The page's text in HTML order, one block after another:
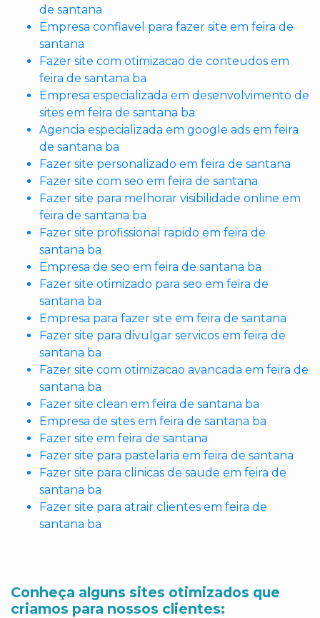
de santana
Empresa confiavel para fazer site em feira de
santana
Fazer site com otimizacao de conteudos em
feira de santana ba
Empresa especializada em desenvolvimento de
sites em feira de santana ba
Agencia especializada em google ads em feira
de santana ba
Fazer site personalizado em feira de santana
Fazer site com seo em feira de santana
Fazer site para melhorar visibilidade online em
feira de santana ba
Fazer site profissional rapido em feira de
santana ba
Empresa de seo em feira de santana ba
Fazer site otimizado para seo em feira de
santana ba
Empresa para fazer site em feira de santana
Fazer site para divulgar servicos em feira de
santana ba
Fazer site com otimizacao avancada em feira de
santana ba
Fazer site clean em feira de santana ba
Empresa de sites em feira de santana ba
Fazer site em feira de santana
Fazer site para pastelaria em feira de santana
Fazer site para clinicas de saude em feira de
santana ba
Fazer site para atrair clientes em feira de
santana ba
Conheça alguns sites otimizados que
criamos para nossos clientes: